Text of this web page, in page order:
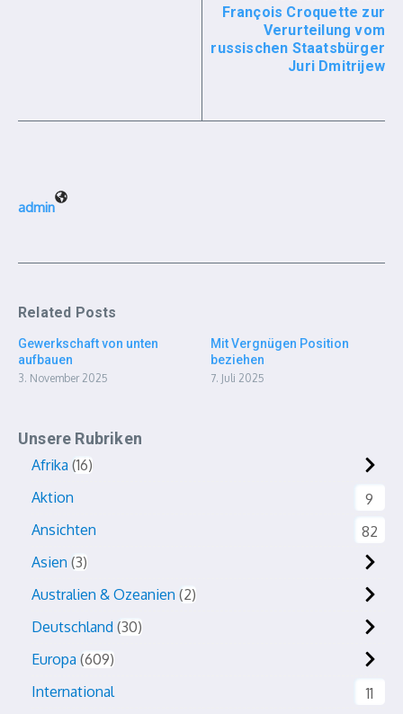
François Croquette zur
Verurteilung vom
russischen Staatsbürger
Juri Dmitrijew
admin
Related Posts
Gewerkschaft von unten
aufbauen
3. November 2025
Mit Vergnügen Position
beziehen
7. Juli 2025
Unsere Rubriken
Afrika 16
Aktion
9
Ansichten
82
Asien 3
Australien & Ozeanien 2
Deutschland 30
Europa 609
International
11